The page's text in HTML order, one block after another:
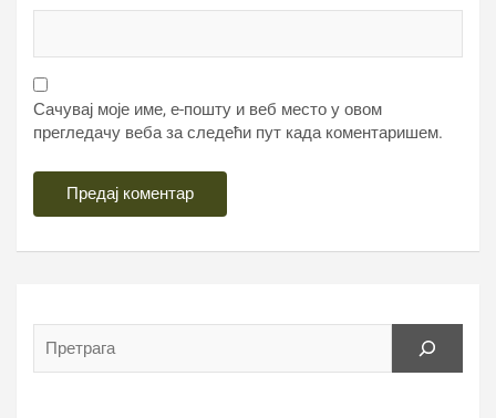
Сачувај моје име, е-пошту и веб место у овом
прегледачу веба за следећи пут када коментаришем.